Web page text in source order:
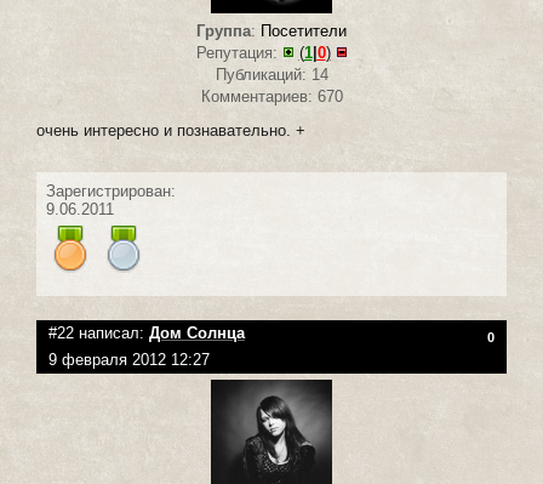
Группа: Посетители
Репутация:
(1| 0)
Публикаций: 14
Комментариев: 670
очень интересно и познавательно. +
Зарегистрирован:
9.06.2011
#22 написал: Дом Солнца 0
9 февраля 2012 12:27